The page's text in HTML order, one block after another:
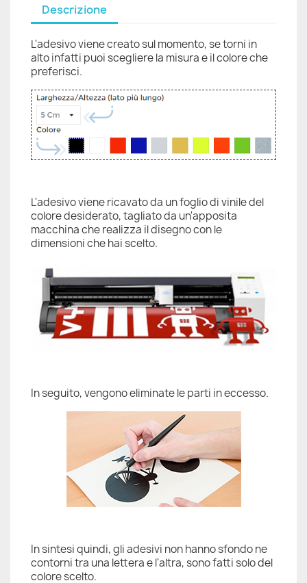
Descrizione
L'adesivo viene creato sul momento, se torni in
alto infatti puoi scegliere la misura e il colore che
preferisci.
L'adesivo viene ricavato da un foglio di vinile del
colore desiderato, tagliato da un'apposita
macchina che realizza il disegno con le
dimensioni che hai scelto.
In seguito, vengono eliminate le parti in eccesso.
In sintesi quindi, gli adesivi non hanno sfondo ne
contorni tra una lettera e l'altra, sono fatti solo del
colore scelto.